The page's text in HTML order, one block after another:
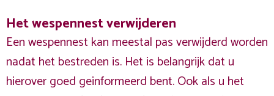
Het wespennest verwijderen
Een wespennest kan meestal pas verwijderd worden
nadat het bestreden is. Het is belangrijk dat u
hierover goed geinformeerd bent. Ook als u het